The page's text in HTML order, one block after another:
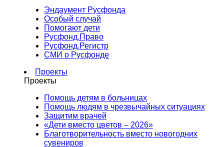
Эндаумент Русфонда
Особый случай
Помогают дети
Русфонд.Право
Русфонд.Регистр
СМИ о Русфонде
Проекты
Проекты
Помощь детям в больницах
Помощь людям в чрезвычайных ситуациях
Защитим врачей
«Дети вместо цветов – 2026»
Благотворительность вместо новогодних
сувениров